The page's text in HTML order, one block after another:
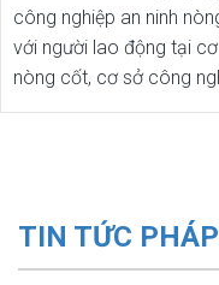
công nghiệp an ninh
với người lao động tại
nòng cốt, cơ sở công
TIN TỨC